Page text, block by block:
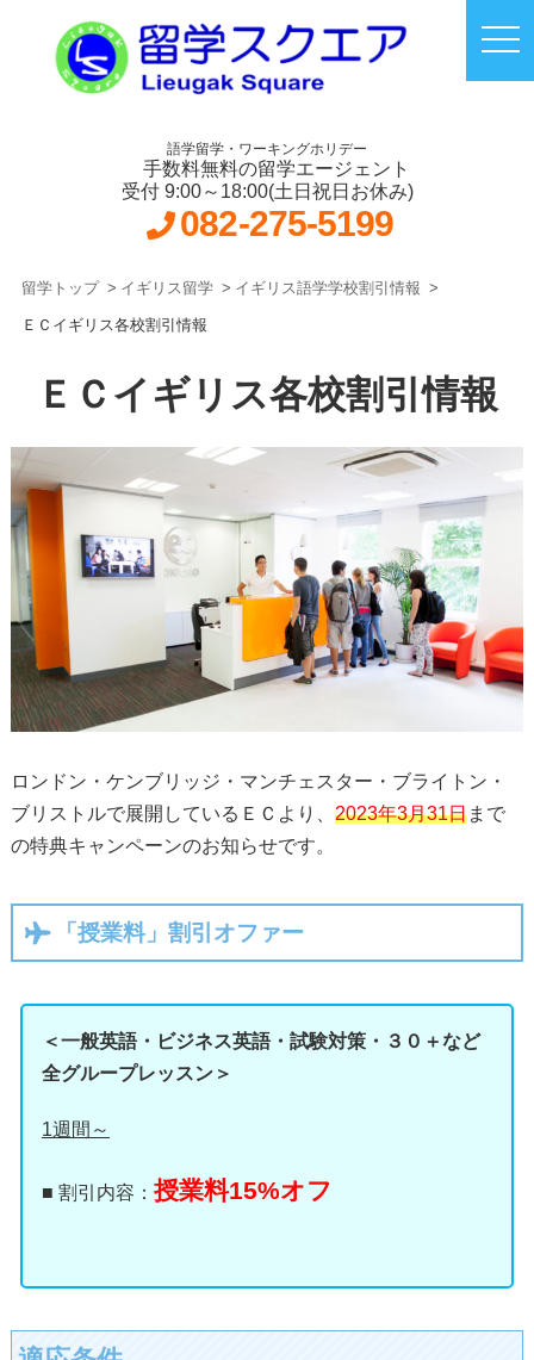
語学留学・ワーキングホリデー
手数料無料の留学エージェント
受付 9:00～18:00(土日祝日お休み)
082-275-5199
留学トップ イギリス留学 イギリス語学学校割引情報
ＥＣイギリス各校割引情報
ＥＣイギリス各校割引情報
ロンドン・ケンブリッジ・マンチェスター・ブライトン・
ブリストルで展開しているＥＣより、 2023年3月31日まで
の特典キャンペーンのお知らせです。
「授業料」割引オファー
＜一般英語・ビジネス英語・試験対策・３０＋など
全グループレッスン＞
1週間～
■ 割引内容： 授業料15%オフ